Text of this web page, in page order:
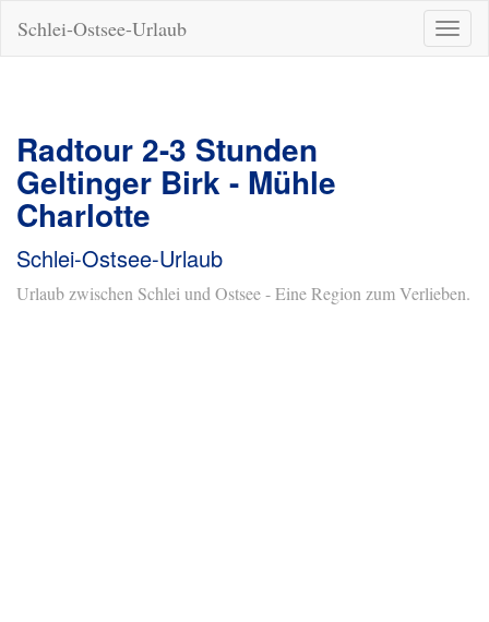
ein-/
Schlei-Ostsee-Urlaub
Radtour 2-3 Stunden
Geltinger Birk - Mühle
Charlotte
Schlei-Ostsee-Urlaub
Urlaub zwischen Schlei und Ostsee - Eine Region zum Verlieben.